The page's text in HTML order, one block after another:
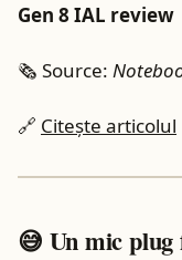
Gen 8 IAL review
🗞️ Source:
🔗 Citește articolul
😅 Un mic plug